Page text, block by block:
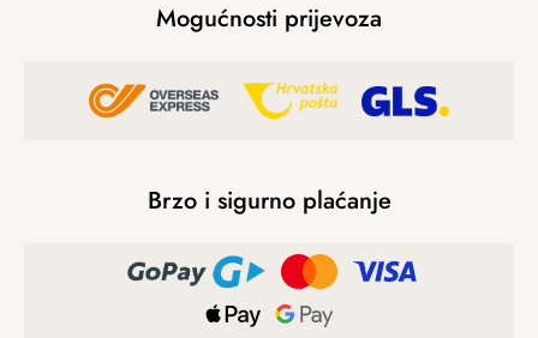
Mogućnosti prijevoza
Brzo i sigurno plaćanje